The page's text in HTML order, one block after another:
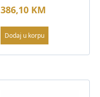
386,10 KM
Dodaj u korpu